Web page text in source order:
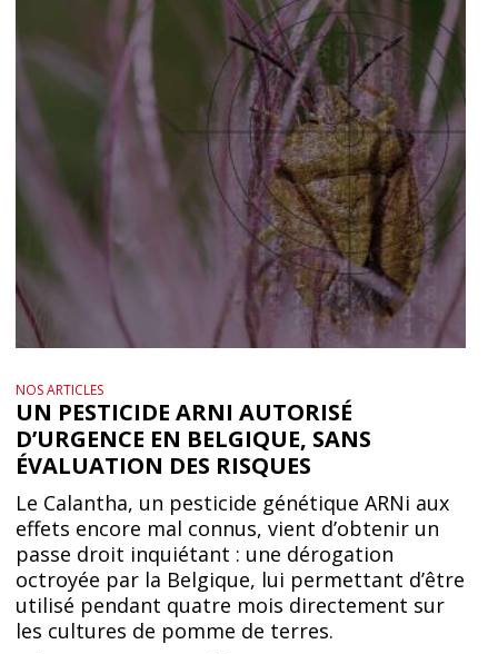
NOS ARTICLES
UN PESTICIDE ARNI AUTORISÉ
D’URGENCE EN BELGIQUE, SANS
ÉVALUATION DES RISQUES
Le Calantha, un pesticide génétique ARNi aux
effets encore mal connus, vient d’obtenir un
passe droit inquiétant : une dérogation
octroyée par la Belgique, lui permettant d’être
utilisé pendant quatre mois directement sur
les cultures de pomme de terres.